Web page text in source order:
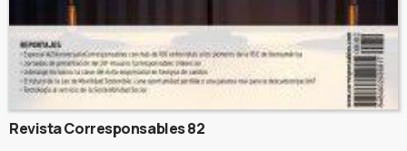
Revista Corresponsables 82